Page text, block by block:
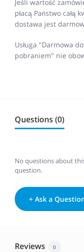
Jeśli wartość
płacą Państwo całą
dostawa jest
Usługa "Darmowa
pobraniem" nie
Questions (0)
No questions about
question.
+ Ask a
Reviews 0